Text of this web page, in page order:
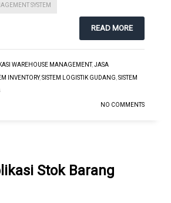
SYSTEM
READ MORE
WAREHOUSE MANAGEMENT,JASA
INVENTORY,SISTEM LOGISTIK GUDANG SISTEM
NO COMMENTS
Stok Barang